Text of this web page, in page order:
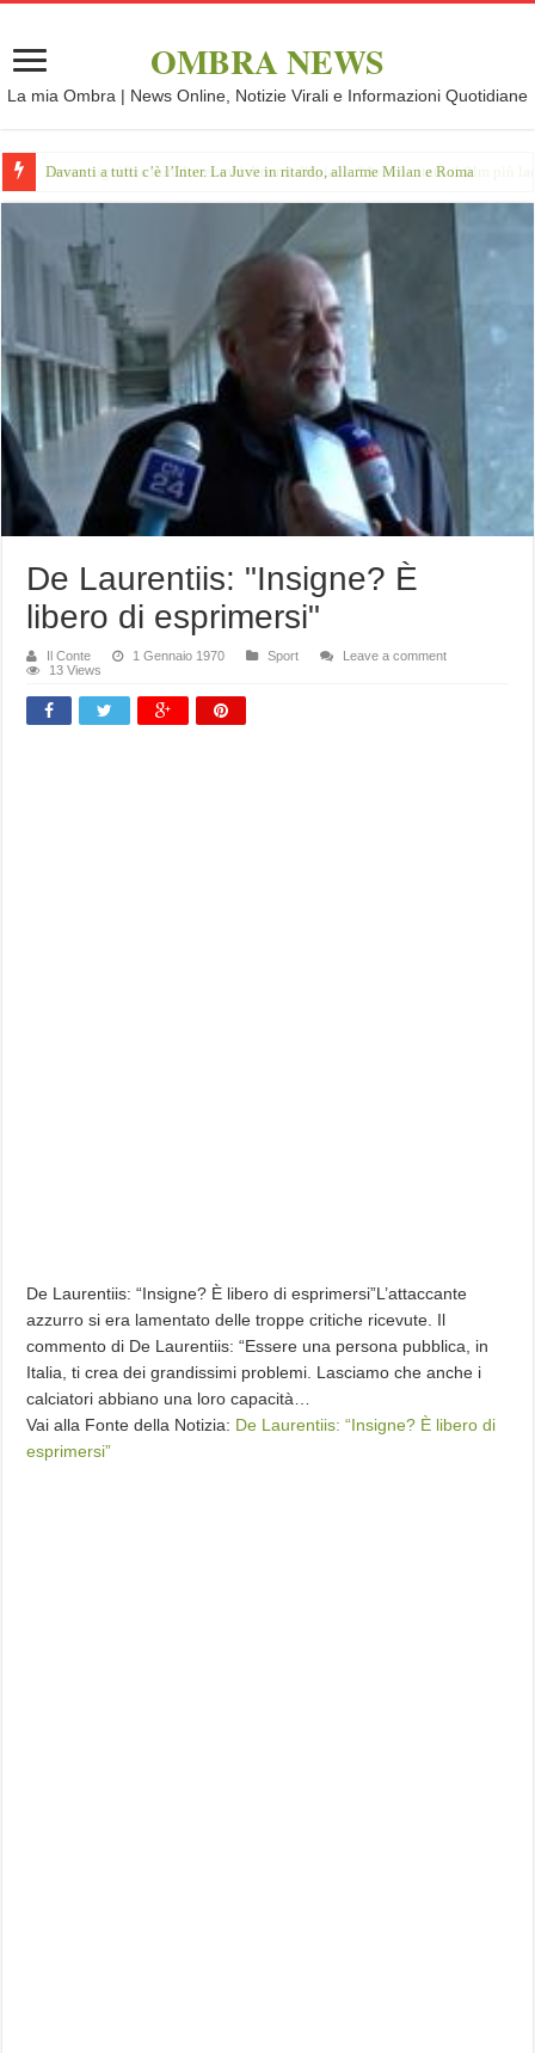
OMBRA NEWS
La mia Ombra | News Online, Notizie Virali e Informazioni Quotidiane
Davanti a tutti c’è l’Inter. La Juve in ritardo, allarme Milan e Roma
De Laurentiis: "Insigne? È
libero di esprimersi"
Il Conte 1 Gennaio 1970 Sport
Leave a comment
13 Views
De Laurentiis: “Insigne? È libero di esprimersi”L’attaccante
azzurro si era lamentato delle troppe critiche ricevute. Il
commento di De Laurentiis: “Essere una persona pubblica, in
Italia, ti crea dei grandissimi problemi. Lasciamo che anche i
calciatori abbiano una loro capacità…
Vai alla Fonte della Notizia: De Laurentiis: “Insigne? È libero di
esprimersi”